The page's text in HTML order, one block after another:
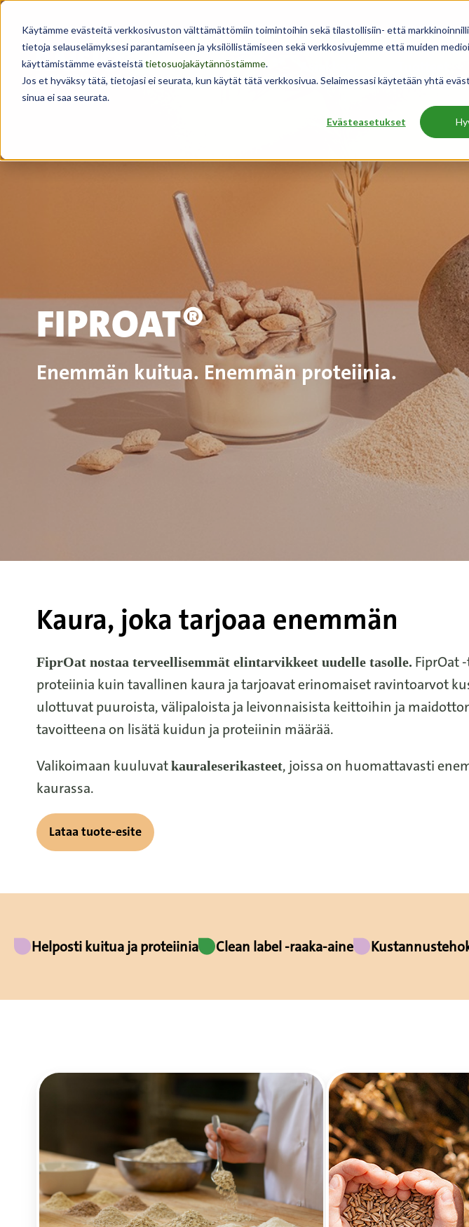
Käytämme evästeitä verkkosivuston välttämättömiin toimintoihin sekä tilastollisiin- että
tietoja selauselämyksesi parantamiseen ja yksilöllistämiseen sekä verkkosivujemme että muiden
käyttämistämme evästeistä tietosuojakäytännöstämme.
Jos et hyväksy tätä, tietojasi ei seurata, kun käytät tätä verkkosivua. Selaimessasi käytetään yhtä
sinua ei saa seurata.
Evästeasetukset
FIPROAT®
Enemmän kuitua. Enemmän proteiinia.
Kaura, joka tarjoaa enemmän
FiprOat nostaa terveellisemmät elintarvikkeet uudelle tasolle. FiprOat
proteiinia kuin tavallinen kaura ja tarjoavat erinomaiset ravintoarvot
ulottuvat puuroista, välipaloista ja leivonnaisista keittoihin ja
tavoitteena on lisätä kuidun ja proteiinin määrää.
Valikoimaan kuuluvatkauraleserikasteet, joissa on huomattavasti
kaurassa.
Lataa tuote-esite
Helposti kuitua ja proteiinia Clean label -raaka-aine